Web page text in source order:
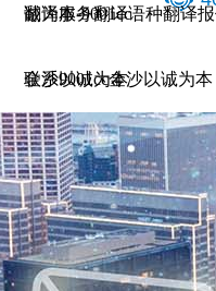
诚为本-9001cc
金沙以诚为本
翻译服务翻译语种翻译
联系9001cc金沙以诚为本